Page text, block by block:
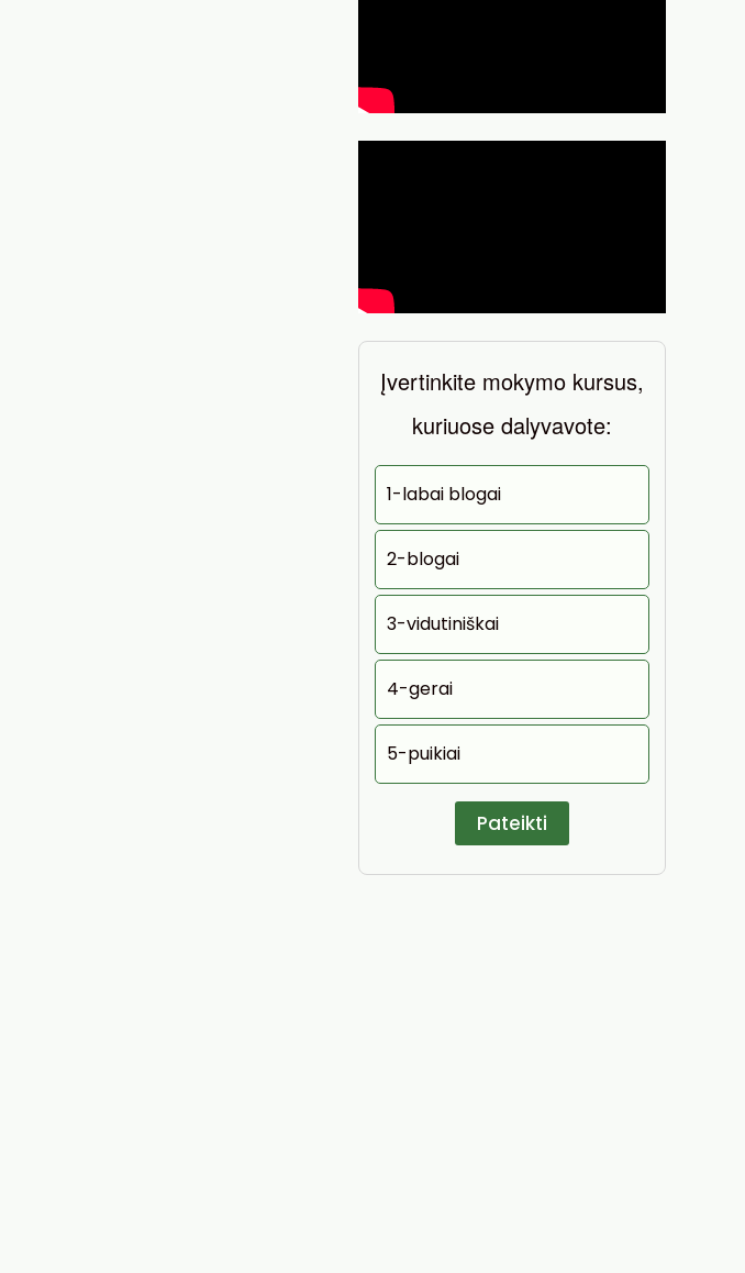
Įvertinkite mokymo kursus,
kuriuose dalyvavote:
1-labai blogai
2-blogai
3-vidutiniškai
4-gerai
5-puikiai